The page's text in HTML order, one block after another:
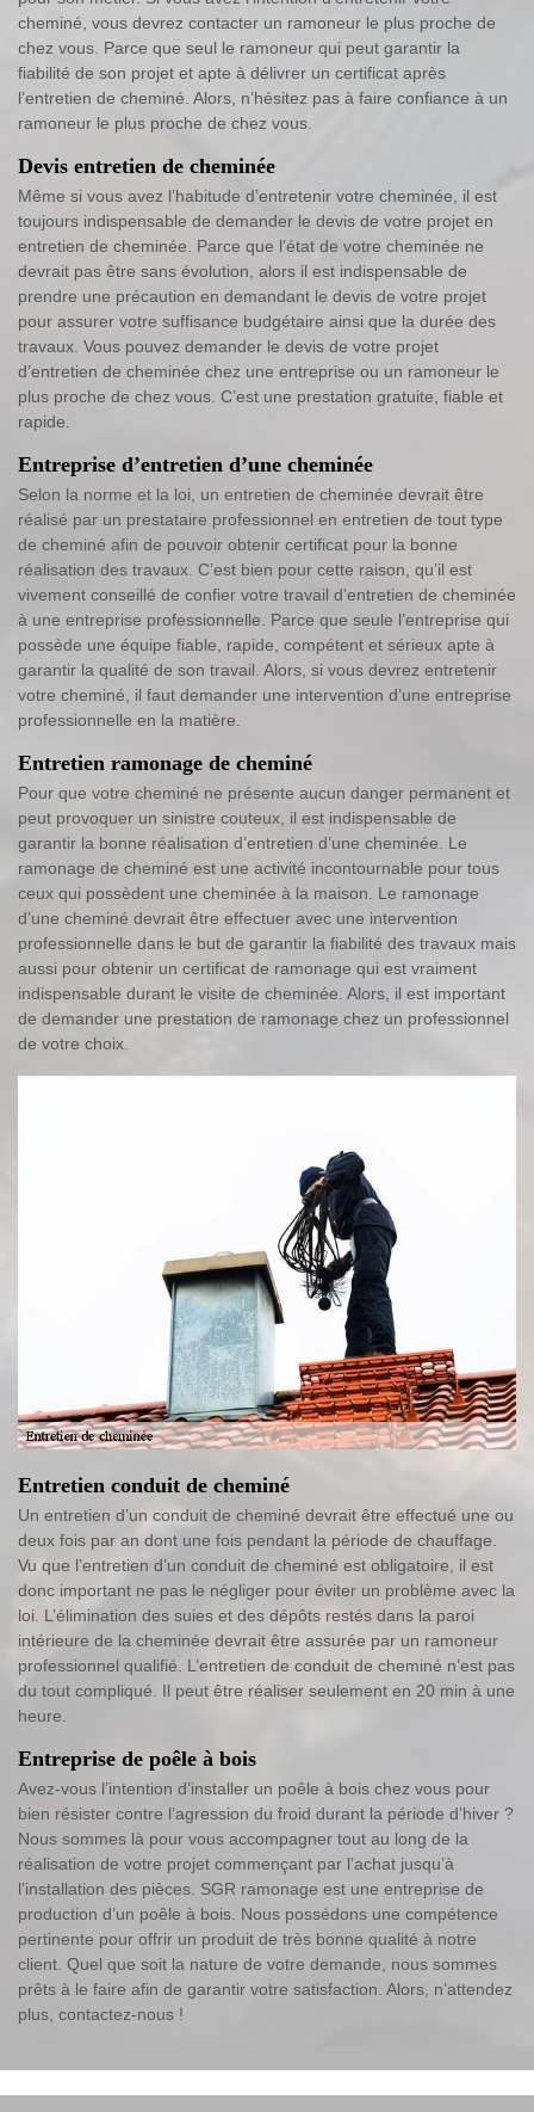
cheminé, vous devrez contacter un ramoneur le plus proche de
chez vous. Parce que seul le ramoneur qui peut garantir la
fiabilité de son projet et apte à délivrer un certificat après
l’entretien de cheminé. Alors, n’hésitez pas à faire confiance à un
ramoneur le plus proche de chez vous.
Devis entretien de cheminée
Même si vous avez l’habitude d’entretenir votre cheminée, il est
toujours indispensable de demander le devis de votre projet en
entretien de cheminée. Parce que l’état de votre cheminée ne
devrait pas être sans évolution, alors il est indispensable de
prendre une précaution en demandant le devis de votre projet
pour assurer votre suffisance budgétaire ainsi que la durée des
travaux. Vous pouvez demander le devis de votre projet
d’entretien de cheminée chez une entreprise ou un ramoneur le
plus proche de chez vous. C’est une prestation gratuite, fiable et
rapide.
Entreprise d’entretien d’une cheminée
Selon la norme et la loi, un entretien de cheminée devrait être
réalisé par un prestataire professionnel en entretien de tout type
de cheminé afin de pouvoir obtenir certificat pour la bonne
réalisation des travaux. C’est bien pour cette raison, qu’il est
vivement conseillé de confier votre travail d’entretien de cheminée
à une entreprise professionnelle. Parce que seule l’entreprise qui
possède une équipe fiable, rapide, compétent et sérieux apte à
garantir la qualité de son travail. Alors, si vous devrez entretenir
votre cheminé, il faut demander une intervention d’une entreprise
professionnelle en la matière.
Entretien ramonage de cheminé
Pour que votre cheminé ne présente aucun danger permanent et
peut provoquer un sinistre couteux, il est indispensable de
garantir la bonne réalisation d’entretien d’une cheminée. Le
ramonage de cheminé est une activité incontournable pour tous
ceux qui possèdent une cheminée à la maison. Le ramonage
d’une cheminé devrait être effectuer avec une intervention
professionnelle dans le but de garantir la fiabilité des travaux mais
aussi pour obtenir un certificat de ramonage qui est vraiment
indispensable durant le visite de cheminée. Alors, il est important
de demander une prestation de ramonage chez un professionnel
de votre choix.
Entretien conduit de cheminé
Un entretien d’un conduit de cheminé devrait être effectué une ou
deux fois par an dont une fois pendant la période de chauffage.
Vu que l’entretien d’un conduit de cheminé est obligatoire, il est
donc important ne pas le négliger pour éviter un problème avec la
loi. L’élimination des suies et des dépôts restés dans la paroi
intérieure de la cheminée devrait être assurée par un ramoneur
professionnel qualifié. L’entretien de conduit de cheminé n’est pas
du tout compliqué. Il peut être réaliser seulement en 20 min à une
heure.
Entreprise de poêle à bois
Avez-vous l’intention d’installer un poêle à bois chez vous pour
bien résister contre l’agression du froid durant la période d’hiver ?
Nous sommes là pour vous accompagner tout au long de la
réalisation de votre projet commençant par l’achat jusqu’à
l’installation des pièces. SGR ramonage est une entreprise de
production d’un poêle à bois. Nous possédons une compétence
pertinente pour offrir un produit de très bonne qualité à notre
client. Quel que soit la nature de votre demande, nous sommes
prêts à le faire afin de garantir votre satisfaction. Alors, n’attendez
plus, contactez-nous !